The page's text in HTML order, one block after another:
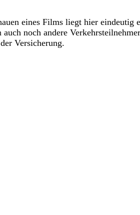
eines Films liegt hier eindeutig
noch andere
Versicherung.